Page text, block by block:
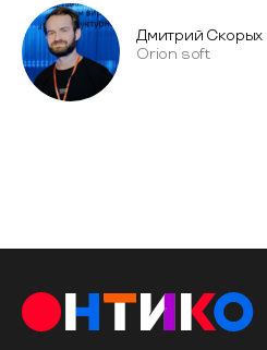
Дмитрий Скорых
Orion soft